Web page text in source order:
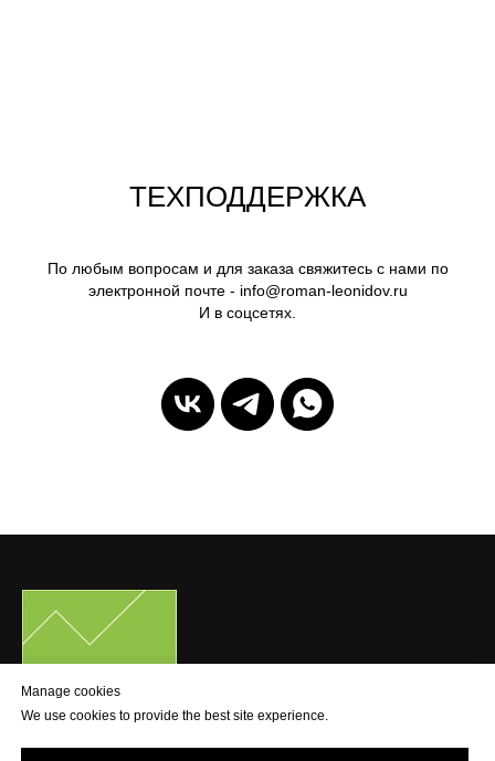
ТЕХПОДДЕРЖКА
По любым вопросам и для заказа свяжитесь с нами по
электронной почте - info@roman-leonidov.ru
И в соцсетях.
Manage cookies
We use cookies to provide the best site experience.